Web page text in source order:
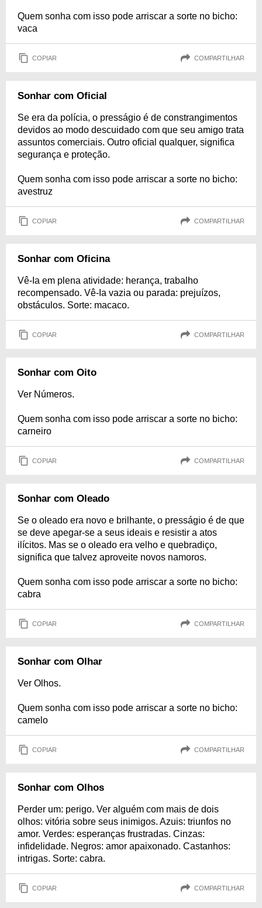
Quem sonha com isso pode arriscar a sorte no bicho:
vaca
COPIAR COMPARTILHAR
Sonhar com Oficial
Se era da polícia, o presságio é de constrangimentos
devidos ao modo descuidado com que seu amigo trata
assuntos comerciais. Outro oficial qualquer, significa
segurança e proteção.
Quem sonha com isso pode arriscar a sorte no bicho:
avestruz
COPIAR COMPARTILHAR
Sonhar com Oficina
Vê-Ia em plena atividade: herança, trabalho
recompensado. Vê-Ia vazia ou parada: prejuízos,
obstáculos. Sorte: macaco.
COPIAR COMPARTILHAR
Sonhar com Oito
Ver Números.
Quem sonha com isso pode arriscar a sorte no bicho:
carneiro
COPIAR COMPARTILHAR
Sonhar com Oleado
Se o oleado era novo e brilhante, o presságio é de que
se deve apegar-se a seus ideais e resistir a atos
ilícitos. Mas se o oleado era velho e quebradiço,
significa que talvez aproveite novos namoros.
Quem sonha com isso pode arriscar a sorte no bicho:
cabra
COPIAR COMPARTILHAR
Sonhar com Olhar
Ver Olhos.
Quem sonha com isso pode arriscar a sorte no bicho:
camelo
COPIAR COMPARTILHAR
Sonhar com Olhos
Perder um: perigo. Ver alguém com mais de dois
olhos: vitória sobre seus inimigos. Azuis: triunfos no
amor. Verdes: esperanças frustradas. Cinzas:
infidelidade. Negros: amor apaixonado. Castanhos:
intrigas. Sorte: cabra.
COPIAR COMPARTILHAR